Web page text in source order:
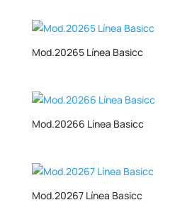
Mod.20265 Línea Basicc
Mod.20266 Línea Basicc
Mod.20267 Línea Basicc